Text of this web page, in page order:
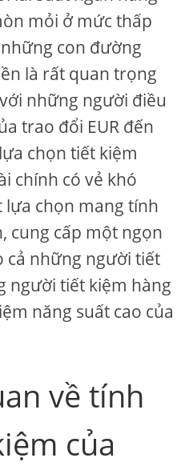
mỏi ở mức thấp
con đường
là rất quan trọng
những người điều
trao đổi EUR đến
chọn tiết kiệm
chính có vẻ khó
lựa chọn mang tính
cung cấp một ngọn
cả những người tiết
người tiết kiệm hàng
năng suất cao của
về tính
của